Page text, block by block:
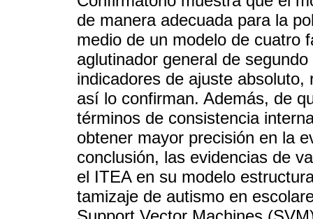
de manera adecuada para la
medio de un modelo de cuatro
aglutinador general de
indicadores de ajuste
así lo confirman. Además, de
términos de consistencia
obtener mayor precisión en la
conclusión, las evidencias de
el ITEA en su modelo
tamizaje de autismo en